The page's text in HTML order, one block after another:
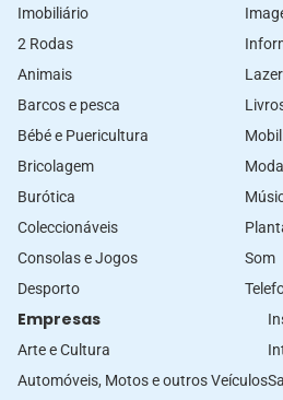
Imobiliário
2 Rodas
Animais
Barcos e pesca
Bébé e Puericultura
Bricolagem
Burótica
Coleccionáveis
Consolas e Jogos
Desporto
Som
Empresas
Arte e Cultura
Automóveis, Motos e outros Veículos